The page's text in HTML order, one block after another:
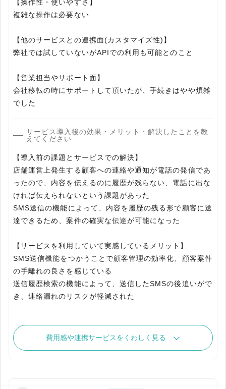
【操作性・使いやすさ】
複雑な操作は必要ない
【他のサービスとの連携面(カスタマイズ性)】
弊社では試していないがAPIでの利用も可能とのこと
【営業担当やサポート面】
会社移転の時にサポートして頂いたが、手続きはやや煩雑
でした
サービス導入後の効果・メリット・解決したことを教
えてください
【導入前の課題とサービスでの解決】
店舗運営上発生する顧客への連絡や通知が電話の発信であ
ったので、内容を伝えるのに履歴が残らない、電話に出な
ければ伝えられないという課題があった
SMS送信の機能によって、内容を履歴の残る形で顧客に送
達できるため、案件の確実な伝達が可能になった
【サービスを利用していて実感しているメリット】
SMS送信機能をつかうことで顧客管理の効率化、顧客案件
の手離れの良さを感じている
送信履歴検索の機能によって、送信したSMSの後追いがで
き、連絡漏れのリスクが軽減された
費用感や連携サービスをくわしく見る